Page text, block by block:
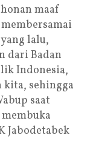
maaf
lalu,
dari Badan
Indonesia,
kita, sehingga
saat
Jabodetabek